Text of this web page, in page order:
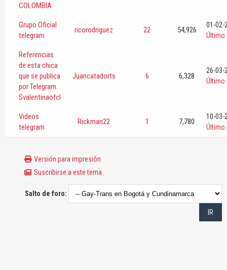
COLOMBIA
Grupo Oficial
telegram
ricorodriguez 22 54,926
01-02-
Último
Referencias
de esta chica
que se publica
por Telegram.
Svalentinaofcl
Juancatadorts 6 6,328
26-03-
Último
Videos
telegram
Rickman22 1 7,780
10-03-
Último
Versión para impresión
Suscribirse a este tema
Salto de foro: